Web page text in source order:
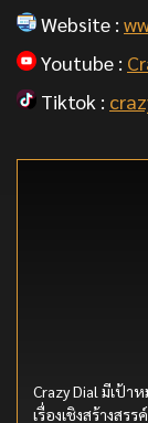
Website :
Youtube :
Tiktok :
Crazy Dial มีเป้า
เรื่องเชิงสร้างสร